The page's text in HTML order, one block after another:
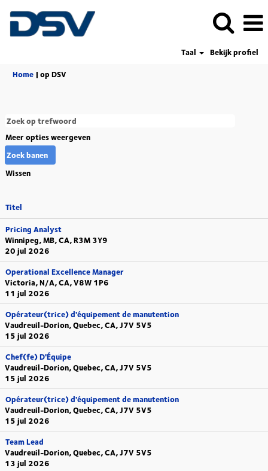
Taal
Bekijk profiel
Home | op DSV(huidige
Meer opties weergeven
Wissen
Titel
Pricing Analyst
Winnipeg, MB, CA, R3M 3Y9
20 jul 2026
Operational Excellence Manager
Victoria, N/A, CA, V8W 1P6
11 jul 2026
Opérateur(trice) d'équipement de manutention
Vaudreuil-Dorion, Quebec, CA, J7V 5V5
15 jul 2026
Chef(fe) D'Équipe
Vaudreuil-Dorion, Quebec, CA, J7V 5V5
15 jul 2026
Opérateur(trice) d'équipement de manutention
Vaudreuil-Dorion, Quebec, CA, J7V 5V5
15 jul 2026
Team Lead
Vaudreuil-Dorion, Quebec, CA, J7V 5V5
13 jul 2026